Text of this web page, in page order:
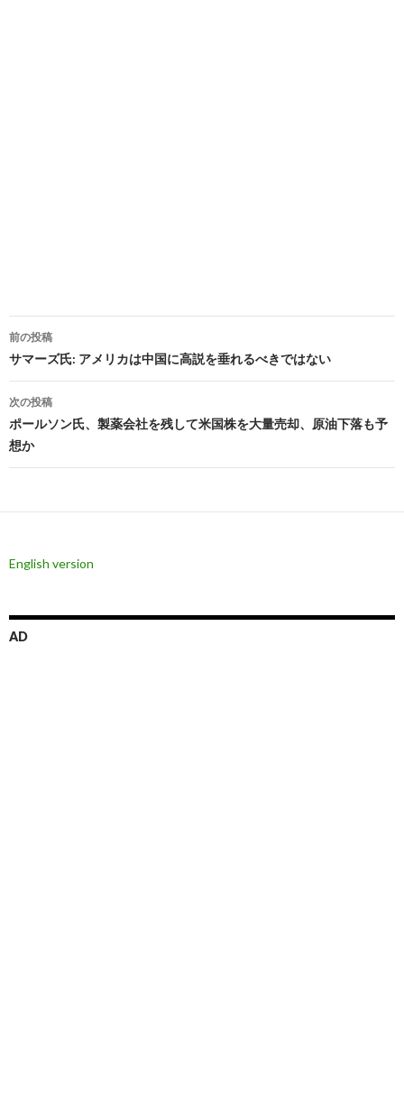
投
稿
ナ
ビ
ゲ
シ
前の投稿
サマーズ氏: アメリカは中国に高説を垂れるべきではない
次の投稿
ポールソン氏、製薬会社を残して米国株を大量売却、原油下落も予
想か
English version
AD